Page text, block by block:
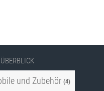
und Zubehör (4)